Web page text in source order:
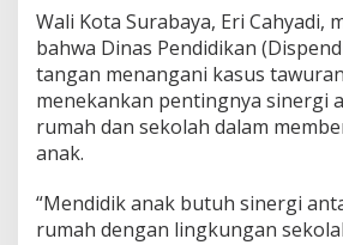
w
u
r
a
n
k
a
m
p
Wali Kota Surabaya, Eri Cahyadi,
bahwa Dinas Pendidikan
tangan menangani kasus
menekankan pentingnya sinergi
rumah dan sekolah dalam
anak.
“Mendidik anak butuh sinergi
rumah dengan lingkungan